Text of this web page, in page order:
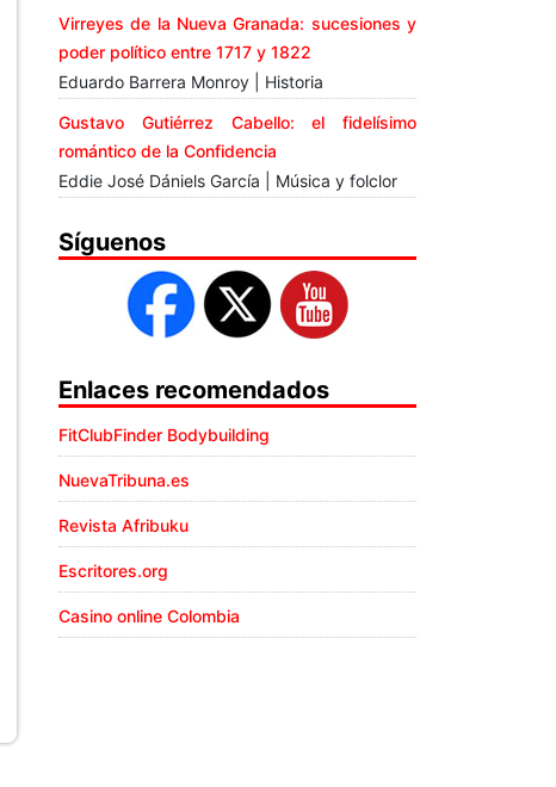
Virreyes de la Nueva Granada: sucesiones y
poder político entre 1717 y 1822
Eduardo Barrera Monroy | Historia
Gustavo Gutiérrez Cabello: el fidelísimo
romántico de la Confidencia
Eddie José Dániels García | Música y folclor
Síguenos
Enlaces recomendados
FitClubFinder Bodybuilding
NuevaTribuna.es
Revista Afribuku
Escritores.org
Casino online Colombia